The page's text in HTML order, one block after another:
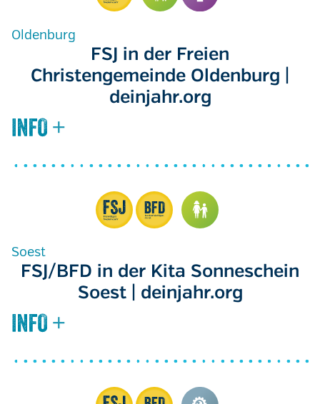
Oldenburg
FSJ in der Freien
Christengemeinde Oldenburg |
deinjahr.org
Soest
FSJ/BFD in der Kita Sonneschein
Soest | deinjahr.org